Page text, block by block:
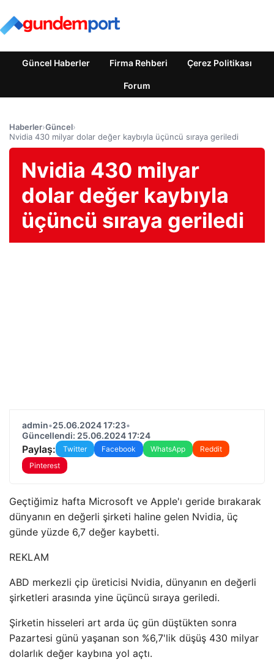
Güncel Haberler Firma Rehberi Çerez Politikası
Forum
Haberler›Güncel›
Nvidia 430 milyar dolar değer kaybıyla üçüncü sıraya geriledi
Nvidia 430 milyar
dolar değer kaybıyla
üçüncü sıraya geriledi
admin•25.06.2024 17:23•
Güncellendi: 25.06.2024 17:24
Paylaş: Twitter Facebook WhatsApp
Reddit
Pinterest
Geçtiğimiz hafta Microsoft ve Apple'ı geride bırakarak
dünyanın en değerli şirketi haline gelen Nvidia, üç
günde yüzde 6,7 değer kaybetti.
REKLAM
ABD merkezli çip üreticisi Nvidia, dünyanın en değerli
şirketleri arasında yine üçüncü sıraya geriledi.
Şirketin hisseleri art arda üç gün düştükten sonra
Pazartesi günü yaşanan son %6,7'lik düşüş 430 milyar
dolarlık değer kaybına yol açtı.